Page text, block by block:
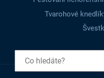
Tvarohové